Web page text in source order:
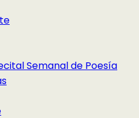
Semanal de Poesía